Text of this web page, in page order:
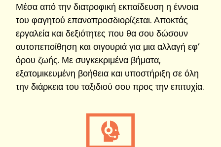
Μέσα από την διατροφική εκπαίδευση η έννοια
του φαγητού επαναπροσδιορίζεται. Αποκτάς
εργαλεία και δεξιότητες που θα σου δώσουν
αυτοπεποίθηση και σιγουριά για μια αλλαγή εφ’
όρου ζωής. Με συγκεκριμένα βήματα,
εξατομικευμένη βοήθεια και υποστήριξη σε όλη
την διάρκεια του ταξιδιού σου προς την επιτυχία.